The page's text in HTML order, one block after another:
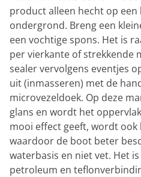
product alleen hecht op een
ondergrond. Breng een
een vochtige spons. Het is
per vierkante of strekkende
sealer vervolgens eventjes
uit (inmasseren) met de
microvezeldoek. Op deze
glans en wordt het
mooi effect geeft, wordt
waardoor de boot beter
waterbasis en niet vet. Het
petroleum en